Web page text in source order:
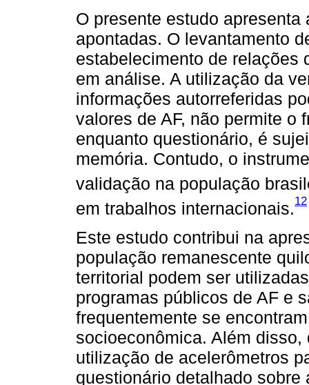
O presente estudo
apontadas. O levantamento
estabelecimento de relações
em análise. A utilização da
informações autorreferidas
valores de AF, não permite o
enquanto questionário, é
memória. Contudo, o
validação na população
em trabalhos internacionais.12
Este estudo contribui na
população remanescente
territorial podem ser
programas públicos de AF e
frequentemente se
socioeconômica. Além
utilização de acelerômetros
questionário detalhado